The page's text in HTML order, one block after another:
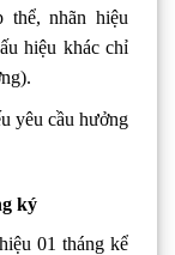
thể, nhãn hiệu
hiệu khác chỉ
yêu cầu hưởng
ký
01 tháng kể